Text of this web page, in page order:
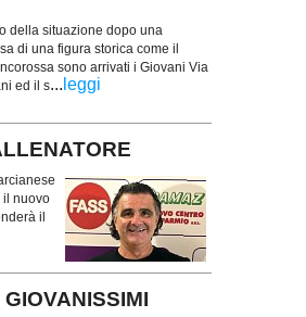
della situazione dopo una
di una figura storica come il
sono arrivati i Giovani Via
ed il s... leggi
il nuovo
il